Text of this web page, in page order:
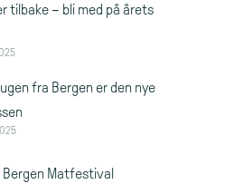
tilbake – bli med på årets
fra Bergen er den nye
Bergen Matfestival